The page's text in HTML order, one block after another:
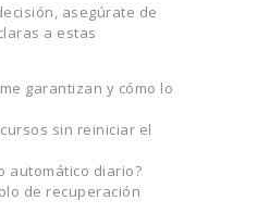
asegúrate de
a estas
garantizan y cómo lo
sin reiniciar el
automático diario?
de recuperación